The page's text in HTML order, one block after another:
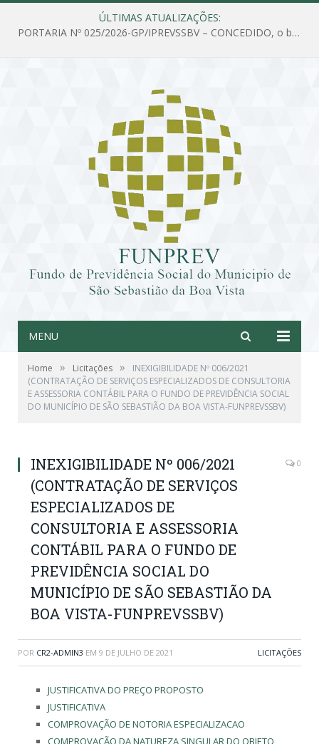
ÚLTIMAS ATUALIZAÇÕES:
PORTARIA Nº 025/2026-GP/IPREVSSBV – CONCEDIDO, o benefício de PENSÃO a MARIA ESTELA DOS SANTOS SOUZA
MENU
Home » Licitações »
INEXIGIBILIDADE Nº 006/2021
(CONTRATAÇÃO DE SERVIÇOS ESPECIALIZADOS DE CONSULTORIA
E ASSESSORIA CONTÁBIL PARA O FUNDO DE PREVIDÊNCIA SOCIAL
DO MUNICÍPIO DE SÃO SEBASTIÃO DA BOA VISTA-FUNPREVSSBV)
INEXIGIBILIDADE Nº 006/2021
(CONTRATAÇÃO DE SERVIÇOS
ESPECIALIZADOS DE
CONSULTORIA E ASSESSORIA
CONTÁBIL PARA O FUNDO DE
PREVIDÊNCIA SOCIAL DO
MUNICÍPIO DE SÃO SEBASTIÃO DA
BOA VISTA-FUNPREVSSBV)
0
POR CR2-ADMIN3 EM 9 DE JULHO DE 2021 LICITAÇÕES
JUSTIFICATIVA DO PREÇO PROPOSTO
JUSTIFICATIVA
COMPROVAÇÃO DE NOTORIA ESPECIALIZACAO
COMPROVAÇÃO DA NATUREZA SINGULAR DO OBJETO